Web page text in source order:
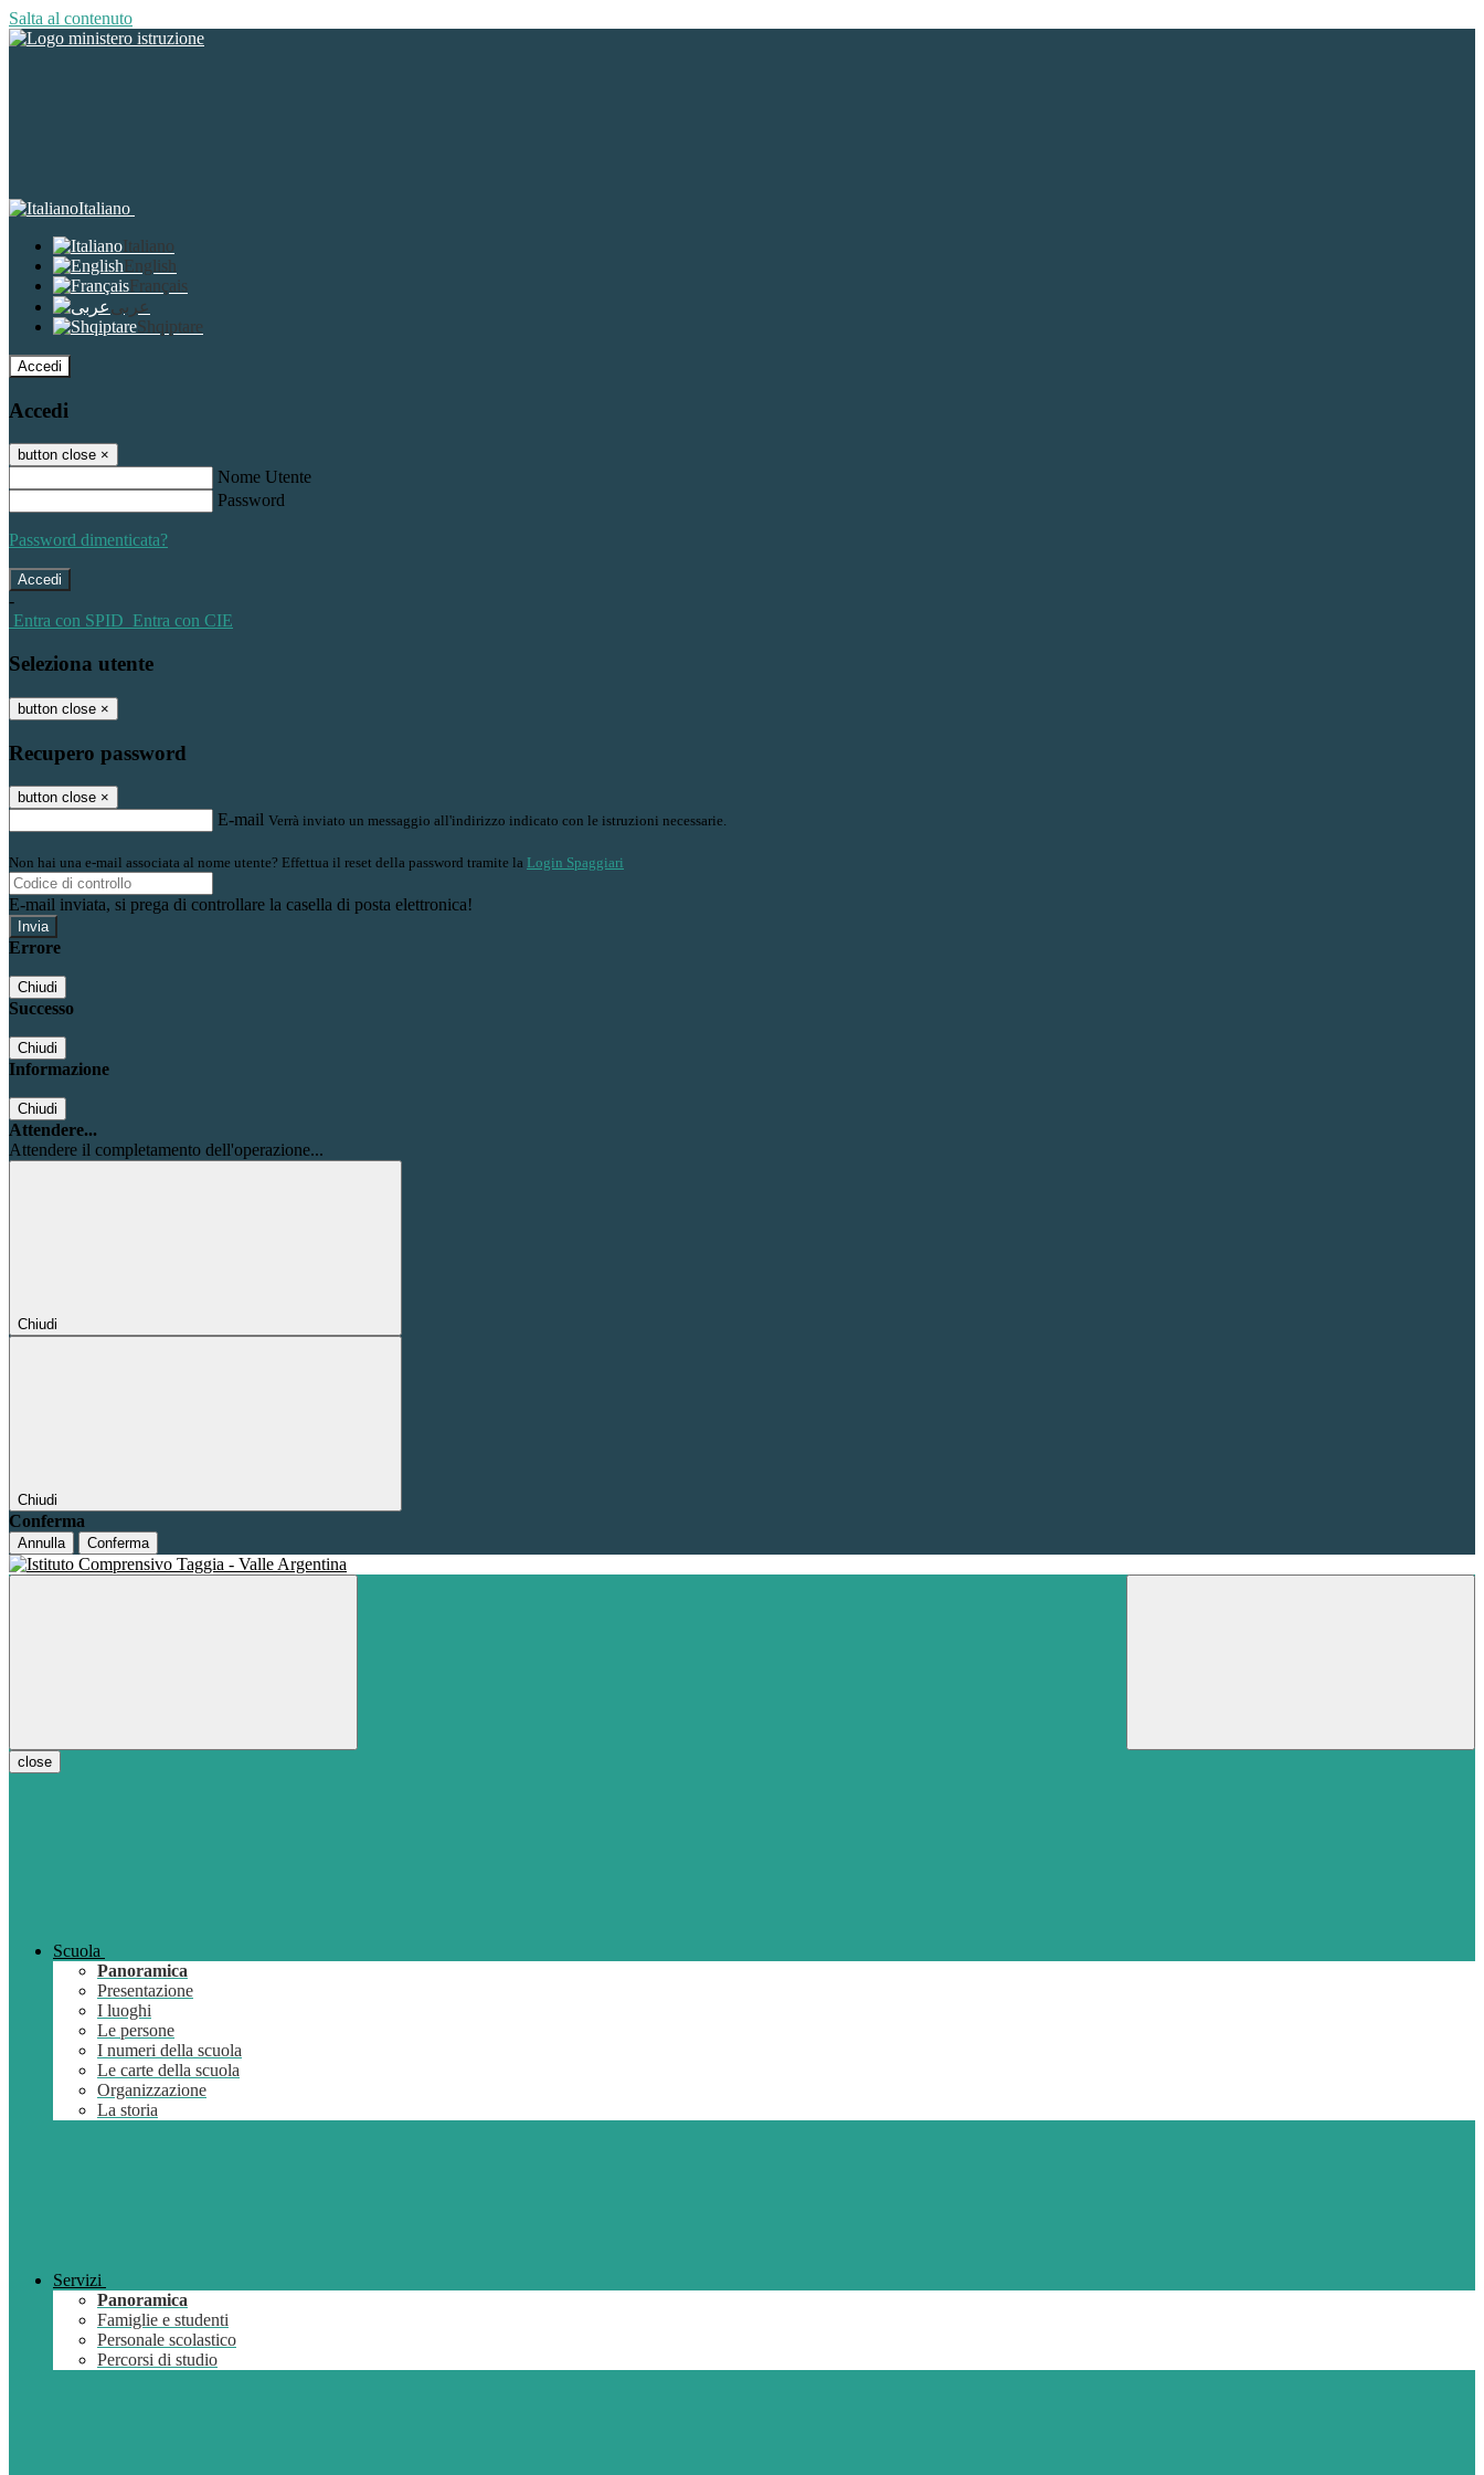
Salta al contenuto
Italiano
Italiano
English
Français
عربى
Shqiptare
Accedi
Accedi
button close ×
Nome Utente
Password
Password dimenticata?
-
Entra con SPID Entra con CIE
Seleziona utente
button close ×
Recupero password
button close ×
E-mail Verrà inviato un messaggio all'indirizzo indicato con le istruzioni necessarie.
Non hai una e-mail associata al nome utente? Effettua il reset della password tramite la Login Spaggiari
E-mail inviata, si prega di controllare la casella di posta elettronica!
Errore
Chiudi
Successo
Chiudi
Informazione
Chiudi
Attendere...
Attendere il completamento dell'operazione...
Chiudi
Chiudi
Conferma
Annulla Conferma
close
Scuola
Panoramica
Presentazione
I luoghi
Le persone
I numeri della scuola
Le carte della scuola
Organizzazione
La storia
Servizi
Panoramica
Famiglie e studenti
Personale scolastico
Percorsi di studio